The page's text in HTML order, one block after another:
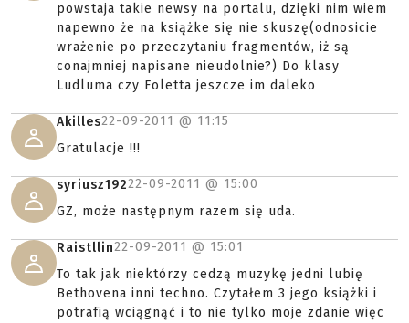
powstaja takie newsy na portalu, dzięki nim wiem
napewno że na książke się nie skuszę(odnosicie
wrażenie po przeczytaniu fragmentów, iż są
conajmniej napisane nieudolnie?) Do klasy
Ludluma czy Foletta jeszcze im daleko
Akilles22-09-2011 @ 11:15
Gratulacje !!!
syriusz19222-09-2011 @ 15:00
GZ, może następnym razem się uda.
Raistllin22-09-2011 @ 15:01
To tak jak niektórzy cedzą muzykę jedni lubię
Bethovena inni techno. Czytałem 3 jego książki i
potrafią wciągnąć i to nie tylko moje zdanie więc